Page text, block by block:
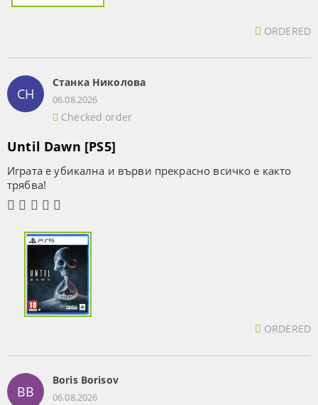
ORDERED
СН
Станка Николова
06.08.2026
Checked order
Until Dawn [PS5]
Играта е убикална и върви прекрасно всичко е както
трябва!
ORDERED
BB
Boris Borisov
06.08.2026